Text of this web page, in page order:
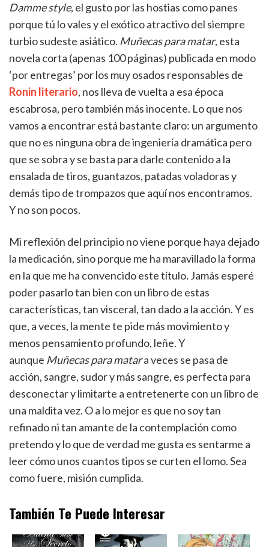
Damme style, el gusto por las hostias como panes
porque tú lo vales y el exótico atractivo del siempre
turbio sudeste asiático. Muñecas para matar, esta
novela corta (apenas 100 páginas) publicada en modo
‘por entregas’ por los muy osados responsables de
Ronin literario, nos lleva de vuelta a esa época
escabrosa, pero también más inocente. Lo que nos
vamos a encontrar está bastante claro: un argumento
que no es ninguna obra de ingeniería dramática pero
que se sobra y se basta para darle contenido a la
ensalada de tiros, guantazos, patadas voladoras y
demás tipo de trompazos que aquí nos encontramos.
Y no son pocos.
Mi reflexión del principio no viene porque haya dejado
la medicación, sino porque me ha maravillado la forma
en la que me ha convencido este título.Jamás esperé
poder pasarlo tan bien con un libro de estas
características, tan visceral, tan dado a la acción. Y es
que, a veces, la mente te pide más movimiento y
menos pensamiento profundo, leñe. Y
aunque Muñecas para matara veces se pasa de
acción, sangre, sudor y más sangre, es perfecta para
desconectar y limitarte a entretenerte con un libro de
una maldita vez. O a lo mejor es que no soy tan
refinado ni tan amante de la contemplación como
pretendo y lo que de verdad me gusta es sentarme a
leer cómo unos cuantos tipos se curten el lomo. Sea
como fuere, misión cumplida.
También Te Puede Interesar